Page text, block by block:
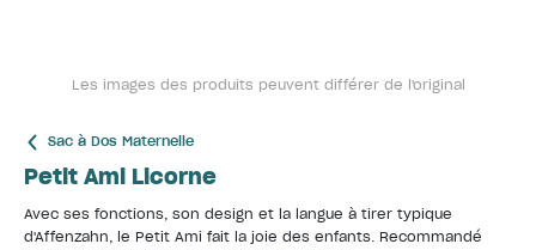
Les images des produits peuvent différer de l'original
Sac à Dos Maternelle
Petit Ami Licorne
Avec ses fonctions, son design et la langue à tirer typique
d'Affenzahn, le Petit Ami fait la joie des enfants. Recommandé